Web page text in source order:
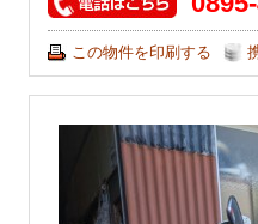
この物件を印刷する